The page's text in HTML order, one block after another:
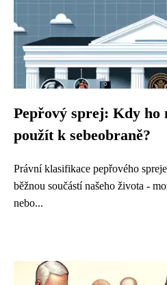
Pepřový sprej: Kdy ho
použít k sebeobraně?
Právní klasifikace pepřového
běžnou součástí našeho života -
nebo...